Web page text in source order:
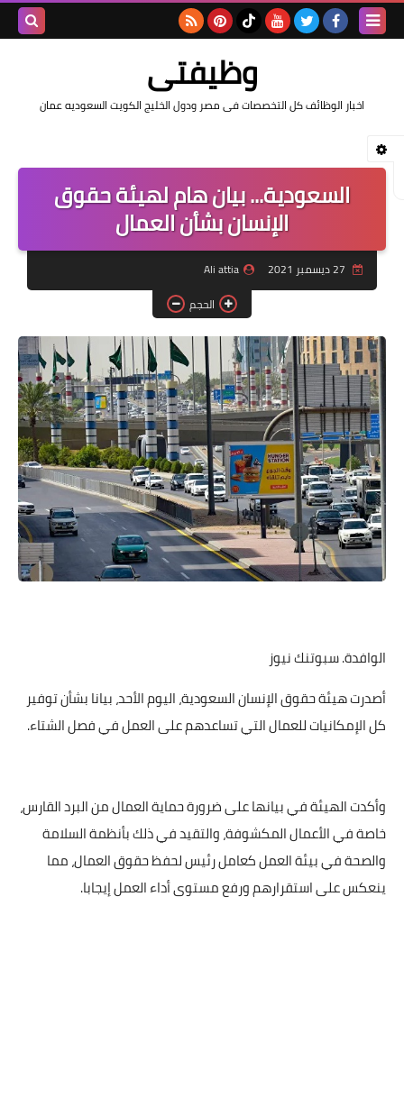
وظيفتى
اخبار الوظائف كل التخصصات فى مصر ودول الخليج الكويت السعوديه عمان
السعودية... بيان هام لهيئة حقوق
الإنسان بشأن العمال
Ali attia
الحجم
الوافدة. سبوتنك نيوز
أصدرت هيئة حقوق الإنسان السعودية، اليوم الأحد، بيانا بشأن توفير
كل الإمكانيات للعمال التي تساعدهم على العمل في فصل الشتاء.
وأكدت الهيئة في بيانها على ضرورة حماية العمال من البرد القارس،
خاصة في الأعمال المكشوفة، والتقيد في ذلك بأنظمة السلامة
والصحة في بيئة العمل كعامل رئيس لحفظ حقوق العمال، مما
ينعكس على استقرارهم ورفع مستوى أداء العمل إيجابا.